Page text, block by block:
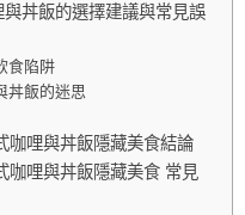
丼飯的選擇建議與常見誤
食陷阱
丼飯的迷思
咖哩與丼飯隱藏美食結論
咖哩與丼飯隱藏美食 常見